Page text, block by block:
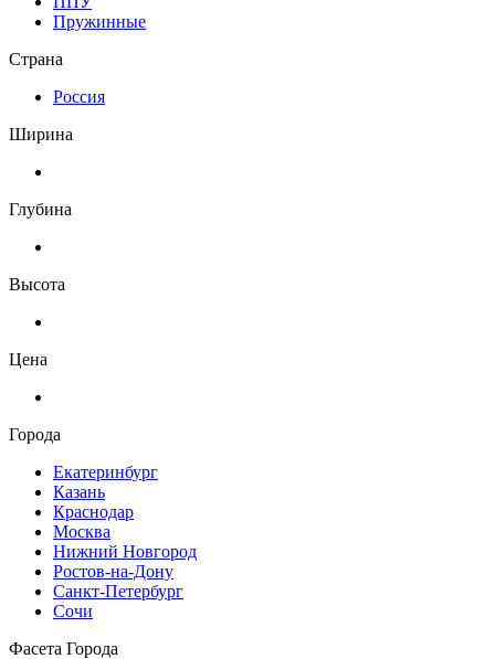
Пружинные
Страна
Россия
Ширина
Глубина
Высота
Цена
Города
Екатеринбург
Казань
Краснодар
Москва
Нижний Новгород
Ростов-на-Дону
Санкт-Петербург
Сочи
Фасета Города